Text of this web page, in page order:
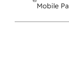
Mobile